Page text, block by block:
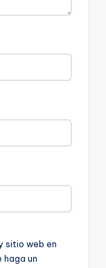
sitio web en
haga un